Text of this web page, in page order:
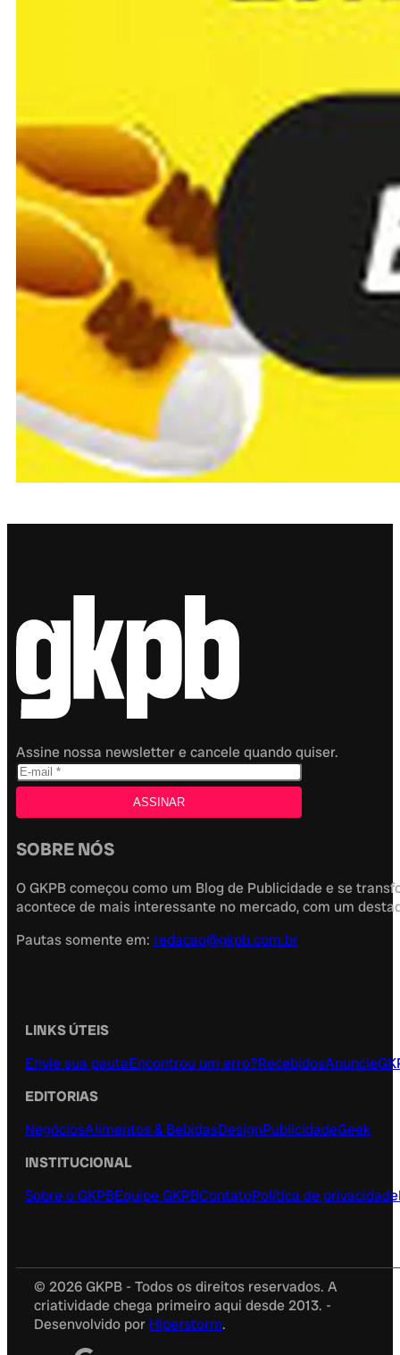
Assine nossa newsletter e cancele quando quiser.
SOBRE NÓS
O GKPB começou como um Blog de Publicidade e se
acontece de mais interessante no mercado, com um
Pautas somente em: redacao@gkpb.com.br
LINKS ÚTEIS
Envie sua pautaEncontrou um erro?RecebidosAnuncie
EDITORIAS
NegóciosAlimentos & BebidasDesignPublicidadeGeek
INSTITUCIONAL
Sobre o GKPBEquipe GKPBContatoPolítica de privacidade
© 2026 GKPB - Todos os direitos reservados. A
criatividade chega primeiro aqui desde 2013. -
Desenvolvido por Hiperstorm.